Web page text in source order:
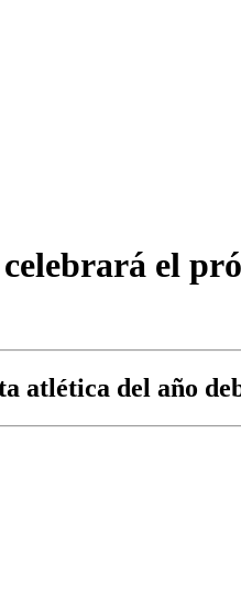
el
atlética del año